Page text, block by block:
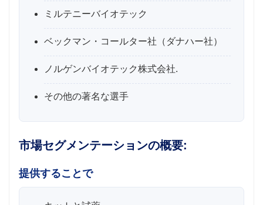
ミルテニーバイオテック
ベックマン・コールター社（ダナハー社）
ノルゲンバイオテック株式会社.
その他の著名な選手
市場セグメンテーションの概要:
提供することで